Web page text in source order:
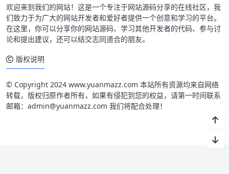
欢迎来到我们的网站！这是一个专注于网站源码分享的在线社区，我
们致力于为广大的网站开发者和爱好者提供一个创意和学习的平台。
在这里，你可以分享你的网站源码、学习其他开发者的代码、参与讨
论和提出建议，还可以结交志同道合的朋友。
版权说明
© Copyright 2024 www.yuanmazz.com 本站所有资源均来自网络
转载，版权归原作者所有，如果有侵犯到您的权益，请第一时间联系
邮箱：admin@yuanmazz.com 我们将配合处理！